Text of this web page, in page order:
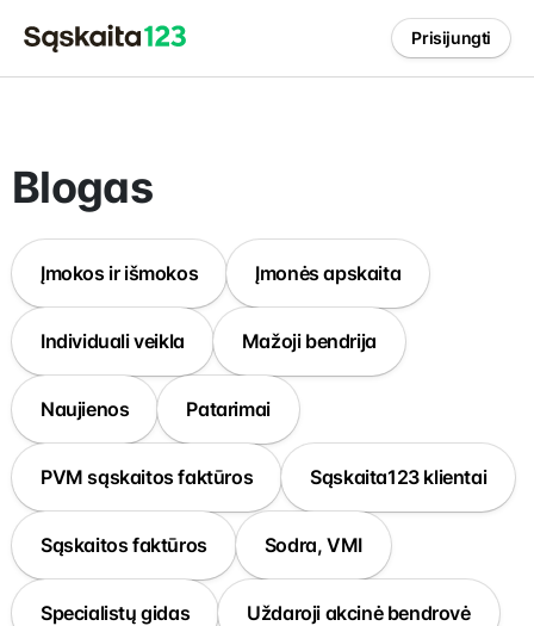
Prisijungti
Blogas
Įmokos ir išmokos Įmonės apskaita
Individuali veikla Mažoji bendrija
Naujienos Patarimai
PVM sąskaitos faktūros Sąskaita123 klientai
Sąskaitos faktūros Sodra, VMI
Specialistų gidas Uždaroji akcinė bendrovė